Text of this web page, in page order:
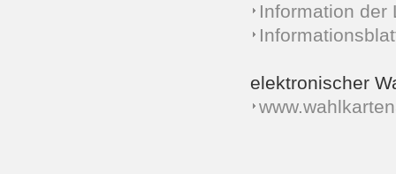
Information der
elektronischer